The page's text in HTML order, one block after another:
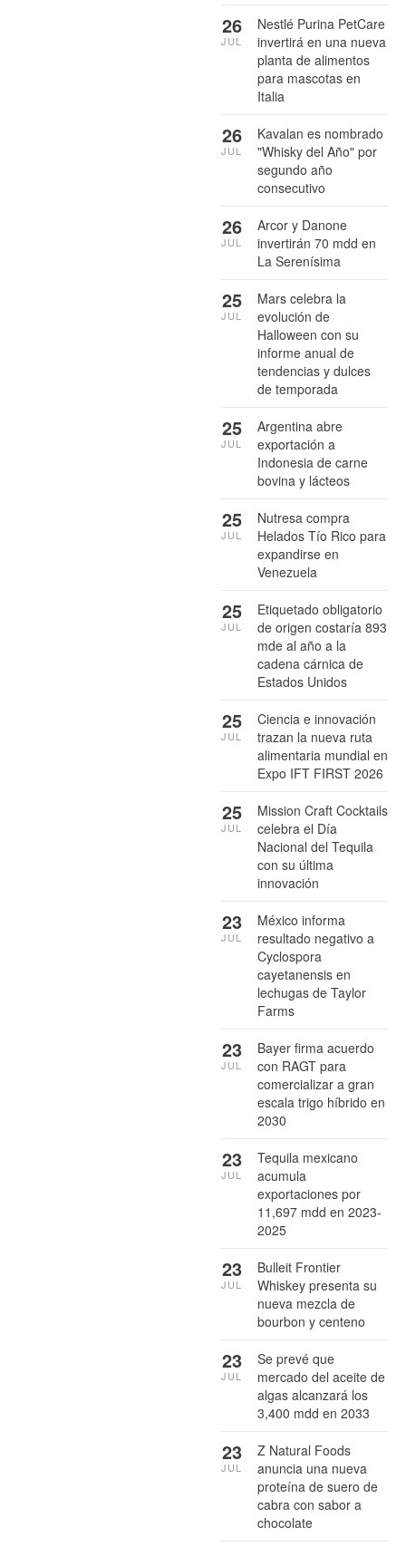
Nestlé Purina PetCare
invertirá en una nueva
planta de alimentos
para mascotas en
Italia
26
JUL
Kavalan es nombrado
"Whisky del Año" por
segundo año
consecutivo
26
JUL
Arcor y Danone
invertirán 70 mdd en
La Serenísima
26
JUL
Mars celebra la
evolución de
Halloween con su
informe anual de
tendencias y dulces
de temporada
25
JUL
Argentina abre
exportación a
Indonesia de carne
bovina y lácteos
25
JUL
Nutresa compra
Helados Tío Rico para
expandirse en
Venezuela
25
JUL
Etiquetado obligatorio
de origen costaría 893
mde al año a la
cadena cárnica de
Estados Unidos
25
JUL
Ciencia e innovación
trazan la nueva ruta
alimentaria mundial en
Expo IFT FIRST 2026
25
JUL
Mission Craft Cocktails
celebra el Día
Nacional del Tequila
con su última
innovación
25
JUL
México informa
resultado negativo a
Cyclospora
cayetanensis en
lechugas de Taylor
Farms
23
JUL
Bayer firma acuerdo
con RAGT para
comercializar a gran
escala trigo híbrido en
2030
23
JUL
Tequila mexicano
acumula
exportaciones por
11,697 mdd en 2023-
2025
23
JUL
Bulleit Frontier
Whiskey presenta su
nueva mezcla de
bourbon y centeno
23
JUL
Se prevé que
mercado del aceite de
algas alcanzará los
3,400 mdd en 2033
23
JUL
Z Natural Foods
anuncia una nueva
proteína de suero de
cabra con sabor a
chocolate
23
JUL